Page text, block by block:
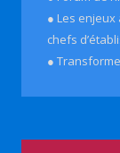
● Les enjeux
chefs
●